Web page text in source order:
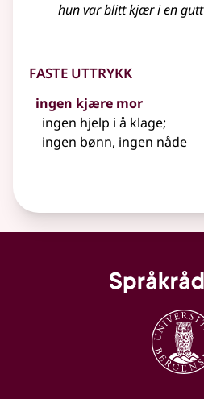
hun var blittkjæri en gutt
Faste uttrykk
ingen kjære mor
ingen hjelp i å klage;
ingen bønn, ingen nåde